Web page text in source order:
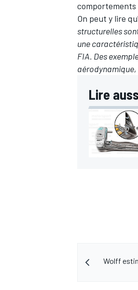
comportements
On peut y lire
structurelles
une
FIA. Des
Lire
Wolff